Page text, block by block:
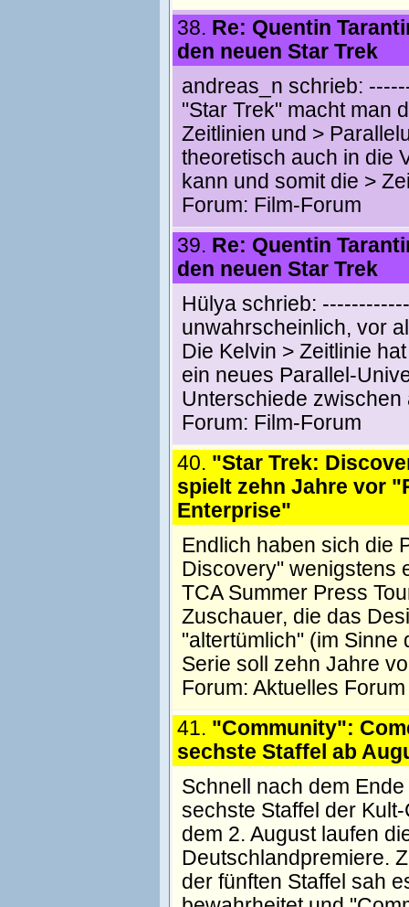
38. Re: Quentin
den neuen Star Trek
andreas_n schrieb:
"Star Trek" macht man
Zeitlinien und >
theoretisch auch in die
kann und somit die >
Forum: Film-Forum
39. Re: Quentin
den neuen Star Trek
Hülya schrieb:
unwahrscheinlich, vor
Die Kelvin > Zeitlinie
ein neues Parallel-
Unterschiede
Forum: Film-Forum
40. "Star Trek:
spielt zehn Jahre vor
Enterprise"
Endlich haben sich die
Discovery" wenigstens
TCA Summer Press
Zuschauer, die das
"altertümlich" (im Sinne
Serie soll zehn Jahre
Forum: Aktuelles Forum
41. "Community":
sechste Staffel ab
Schnell nach dem
sechste Staffel der
dem 2. August laufen
Deutschlandpremiere.
der fünften Staffel sah